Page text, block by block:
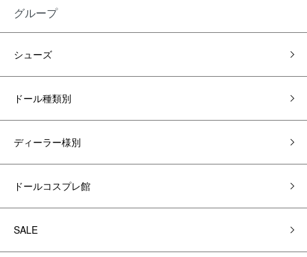
グループ
シューズ
ドール種類別
ディーラー様別
ドールコスプレ館
SALE